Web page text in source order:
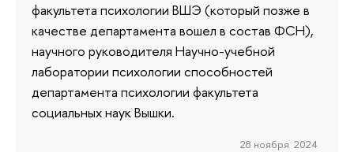
факультета психологии ВШЭ (который позже в
качестве департамента вошел в состав ФСН),
научного руководителя Научно-учебной
лаборатории психологии способностей
департамента психологии факультета
социальных наук Вышки.
28 ноября 2024